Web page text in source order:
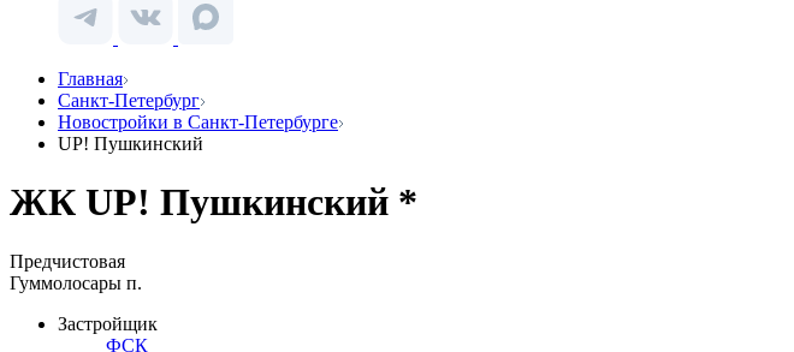
Главная
Санкт-Петербург
Новостройки в Санкт-Петербурге
UP! Пушкинский
ЖК UP! Пушкинский *
Предчистовая
Гуммолосары п.
Застройщик
ФСК